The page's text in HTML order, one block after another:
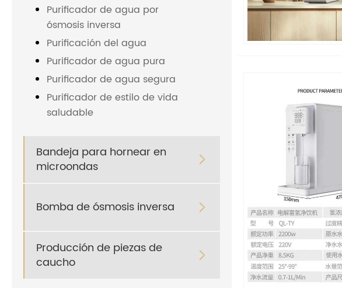
Purificador de agua por
ósmosis inversa
Purificación del agua
Purificador de agua pura
Purificador de agua segura
Purificador de estilo de vida
saludable
Bandeja para hornear en
microondas

Bomba de ósmosis inversa 
Producción de piezas de
caucho
